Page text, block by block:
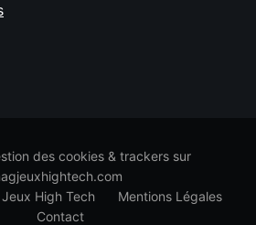
des cookies & trackers sur
High Tech
Mentions Légales
Contact